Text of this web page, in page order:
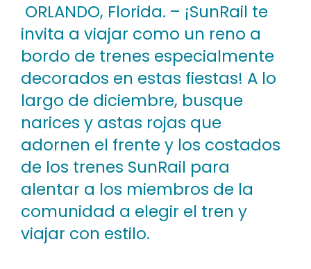
ORLANDO, Florida. – ¡SunRail te
invita a viajar como un reno a
bordo de trenes especialmente
decorados en estas fiestas! A lo
largo de diciembre, busque
narices y astas rojas que
adornen el frente y los costados
de los trenes SunRail para
alentar a los miembros de la
comunidad a elegir el tren y
viajar con estilo.